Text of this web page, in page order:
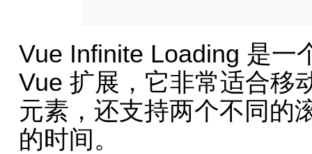
Vue Infinite Loading 是一
Vue 扩展，它非常适合移
元素，还支持两个不同的
的时间。